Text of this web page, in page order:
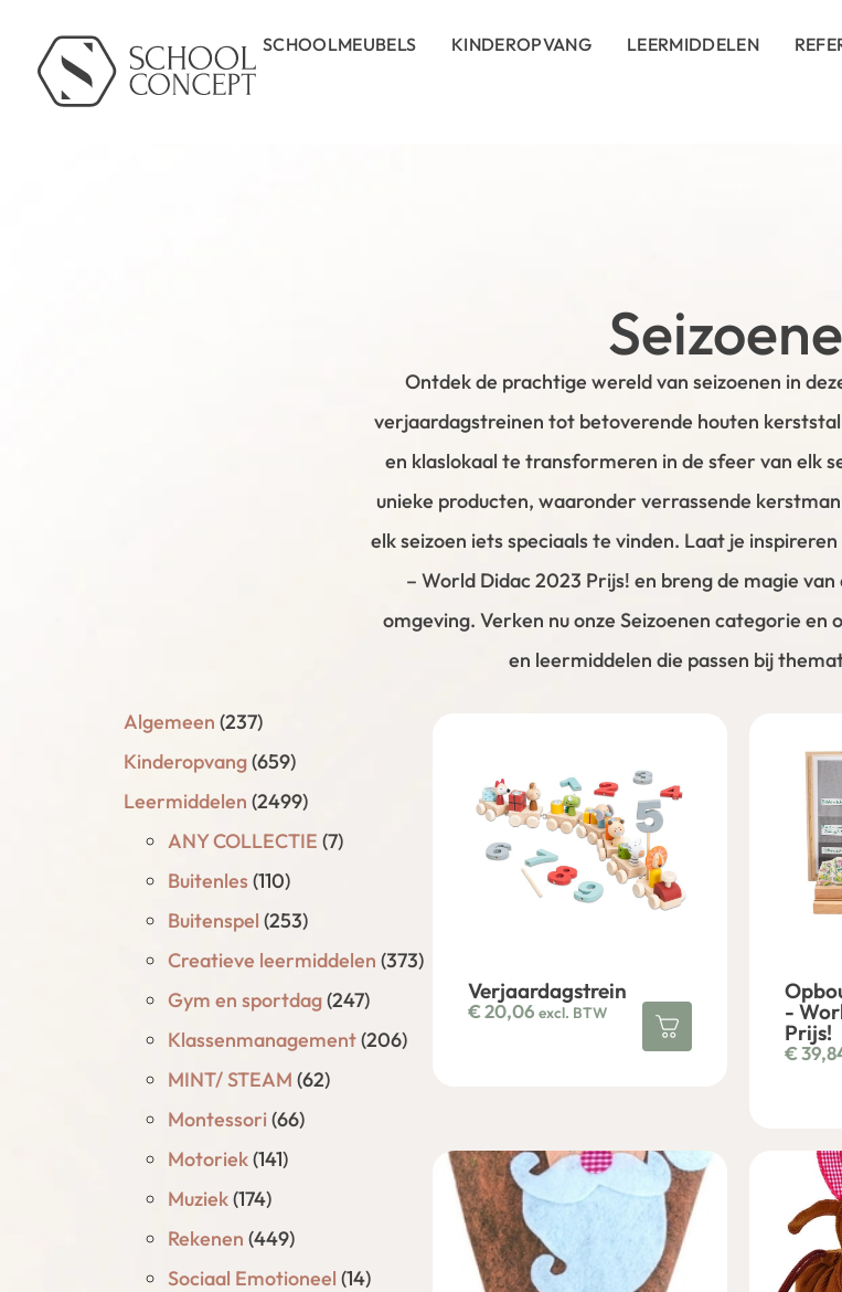
SCHOOLMEUBELS KINDEROPVANG LEERMIDDELEN
Ontdek de prachtige wereld van seizoenen in
verjaardagstreinen tot betoverende houten
en klaslokaal te transformeren in de sfeer van elk
unieke producten, waaronder verrassende
elk seizoen iets speciaals te vinden. Laat je
– World Didac 2023 Prijs! en breng de magie
omgeving. Verken nu onze Seizoenen categorie
en leermiddelen die passen bij
Algemeen (237)
Kinderopvang(659)
Leermiddelen (2499)
ANY COLLECTIE (7)
Buitenles (110)
Buitenspel (253)
Creatieve leermiddelen (373)
Gym en sportdag(247)
Klassenmanagement(206)
MINT/ STEAM (62)
Montessori(66)
Motoriek(141)
Muziek(174)
Rekenen (449)
Sociaal Emotioneel (14)
Verjaardagstrein
€20,06 excl. BTW -
Prijs!
€